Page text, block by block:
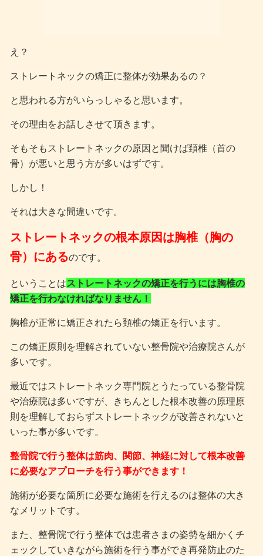
え？
ストレートネックの矯正に整体が効果あるの？
と思われる方がいらっしゃると思います。
その理由をお話しさせて頂きます。
そもそもストレートネックの原因と聞けば頚椎（首の
骨）が悪いと思う方が多いはずです。
しかし！
それは大きな間違いです。
ストレートネックの根本原因は胸椎（胸の
骨）にあるのです。
ということはストレートネックの矯正を行うには胸椎の
矯正を行わなければなりません！
胸椎が正常に矯正されたら頚椎の矯正を行います。
この矯正原則を理解されていない整骨院や治療院さんが
多いです。
最近ではストレートネック専門院とうたっている整骨院
や治療院は多いですが、きちんとした根本改善の原理原
則を理解しておらずストレートネックが改善されないと
いった事が多いです。
整骨院で行う整体は筋肉、関節、神経に対して根本改善
に必要なアプローチを行う事ができます！
施術が必要な箇所に必要な施術を行えるのは整体の大き
なメリットです。
また、整骨院で行う整体では患者さまの姿勢を細かくチ
ェックしていきながら施術を行う事ができ再発防止のた